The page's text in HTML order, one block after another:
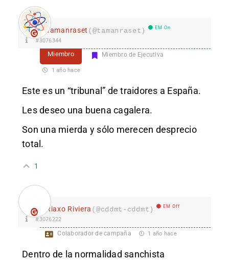
Tamanraset (@tamanraset) EM On
#3076344
Miembro Miembro de Ejecutiva
1 año hace
Este es un “tribunal” de traidores a España.
Les deseo una buena cagalera.
Son una mierda y sólo merecen desprecio
total.
1
Riaxo Riviera (@cddmt-cddmt) EM Off
#3076222
Colaborador de campaña 1 año hace
Dentro de la normalidad sanchista